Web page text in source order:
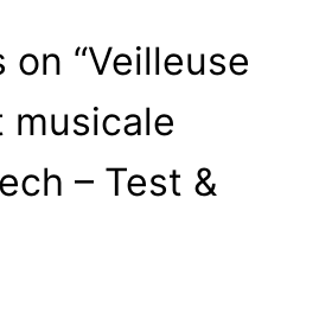
on “Veilleuse
musicale
– Test &